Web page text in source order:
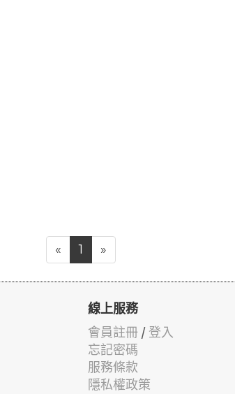
« 1 »
線上服務
會員註冊 / 登入
忘記密碼
服務條款
隱私權政策